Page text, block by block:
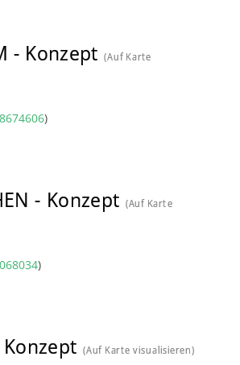
- Konzept (Auf Karte
)
- Konzept (Auf Karte
)
Konzept (Auf Karte visualisieren)